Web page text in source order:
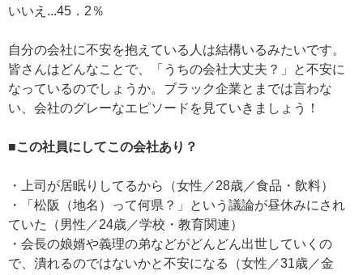
いいえ...45．2％
自分の会社に不安を抱えている人は結構いるみたいです。
皆さんはどんなことで、「うちの会社大丈夫？」と不安に
なっているのでしょうか。ブラック企業とまでは言わな
い、会社のグレーなエピソードを見ていきましょう！
■この社員にしてこの会社あり？
・上司が居眠りしてるから（女性／28歳／食品・飲料）
・「松阪（地名）って何県？」という議論が昼休みにされ
ていた（男性／24歳／学校・教育関連）
・会長の娘婿や義理の弟などがどんどん出世していくの
で、潰れるのではないかと不安になる（女性／31歳／金